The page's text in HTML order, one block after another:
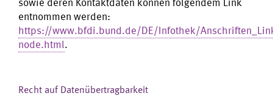
entnommen werden:
https://www.bfdi.bund.de/DE/Infothek/
node.html.
Recht auf Datenübertragbarkeit